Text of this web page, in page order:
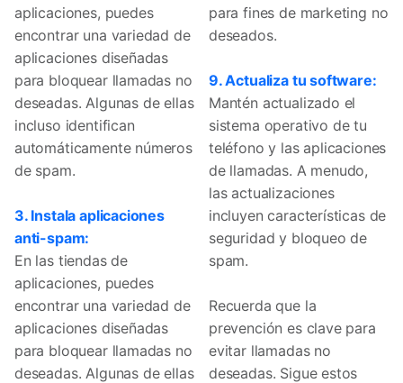
aplicaciones, puedes
encontrar una variedad de
aplicaciones diseñadas
para bloquear llamadas no
deseadas. Algunas de ellas
incluso identifican
automáticamente números
de spam.
3. Instala aplicaciones
anti-spam:
En las tiendas de
aplicaciones, puedes
encontrar una variedad de
aplicaciones diseñadas
para bloquear llamadas no
deseadas. Algunas de ellas
para fines de marketing no
deseados.
9. Actualiza tu software:
Mantén actualizado el
sistema operativo de tu
teléfono y las aplicaciones
de llamadas. A menudo,
las actualizaciones
incluyen características de
seguridad y bloqueo de
spam.
Recuerda que la
prevención es clave para
evitar llamadas no
deseadas. Sigue estos